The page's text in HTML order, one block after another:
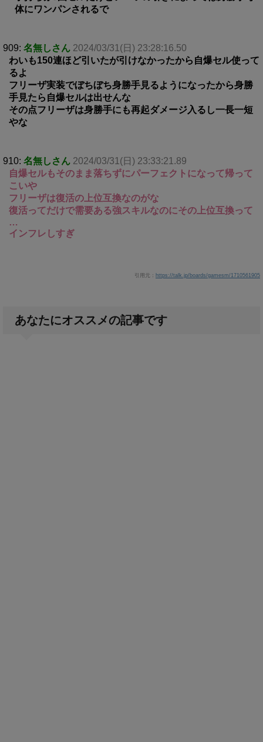
体にワンパンされるで
909: 名無しさん 2024/03/31(日) 23:28:16.50
わいも150連ほど引いたが引けなかったから自爆セル使って
るよ
フリーザ実装でぼちぼち身勝手見るようになったから身勝
手見たら自爆セルは出せんな
その点フリーザは身勝手にも再起ダメージ入るし一長一短
やな
910: 名無しさん 2024/03/31(日) 23:33:21.89
自爆セルもそのまま落ちずにパーフェクトになって帰って
こいや
フリーザは復活の上位互換なのがな
復活ってだけで需要ある強スキルなのにその上位互換って
…
インフレしすぎ
引用元： https://talk.jp/boards/gamesm/1710561905
あなたにオススメの記事です